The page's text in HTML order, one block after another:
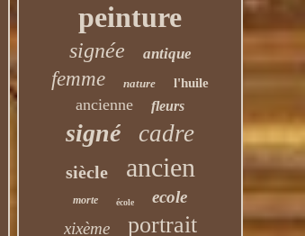
peinture
signée antique
femme nature l'huile
ancienne fleurs
signé cadre
siècle ancien
morte école
ecole
xixème
portrait